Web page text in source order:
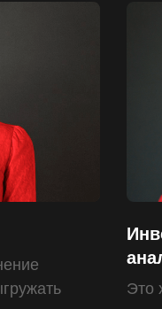
Это